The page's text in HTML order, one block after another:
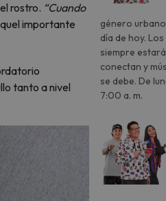
rostro. “Cuando
importante
tanto a nivel
género
día de hoy.
siempre
conectan y
se debe. De
7:00 a. m.